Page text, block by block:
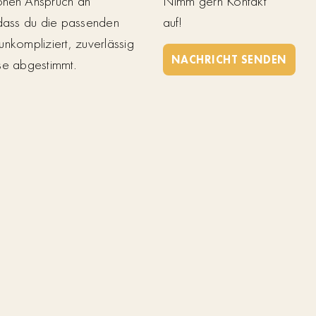
du die passenden
zuverlässig
abgestimmt.
auf!
NACHRICHT SENDEN